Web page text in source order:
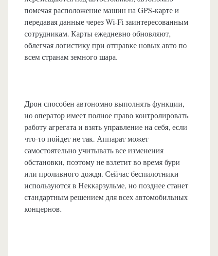
помечая расположение машин на GPS-карте и
передавая данные через Wi-Fi заинтересованным
сотрудникам. Карты ежедневно обновляют,
облегчая логистику при отправке новых авто по
всем странам земного шара.
Дрон способен автономно выполнять функции,
но оператор имеет полное право контролировать
работу агрегата и взять управление на себя, если
что-то пойдет не так. Аппарат может
самостоятельно учитывать все изменения
обстановки, поэтому не взлетит во время бури
или проливного дождя. Сейчас беспилотники
используются в Неккарзульме, но позднее станет
стандартным решением для всех автомобильных
концернов.